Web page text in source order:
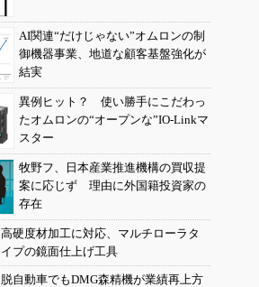
AI関連“だけじゃない”オムロンの制
御機器事業、地道な顧客基盤強化が
結実
異例ヒット？ 使い勝手にこだわっ
たオムロンの“オープンな”IO-Linkマ
スター
牧野フ、日本産業推進機構の買収提
案に応じず 理由に外国籍投資家の
存在
高硬度材加工に対応、マルチローラタ
イプの鏡面仕上げ工具
脱自動車でもDMG森精機が業績再上方